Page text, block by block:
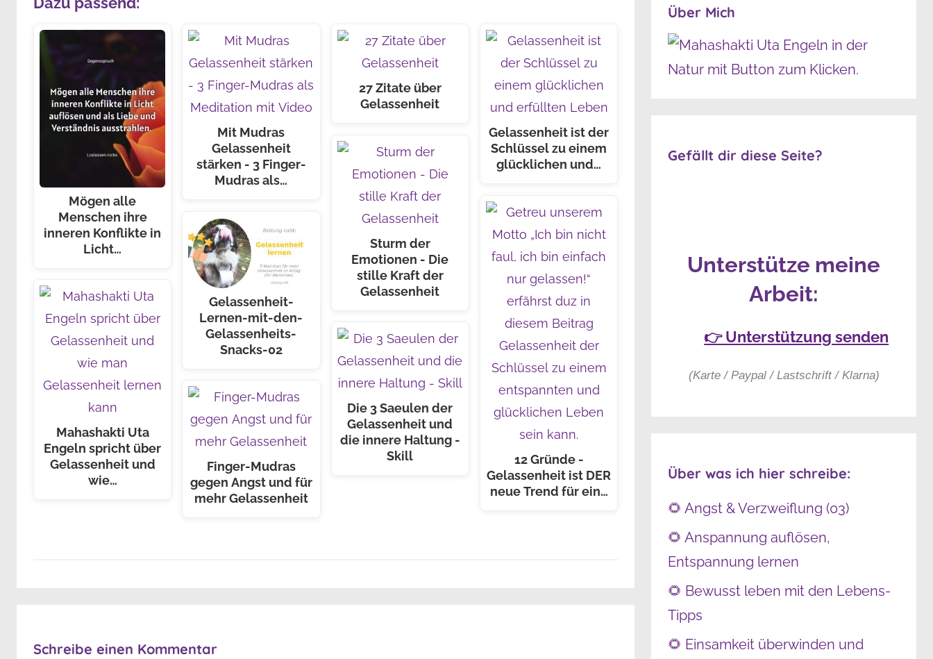
Mögen alle
Menschen ihre
inneren Konflikte in
Licht…
Mahashakti Uta
Engeln spricht über
Gelassenheit und
wie…
Mit Mudras
Gelassenheit
stärken - 3 Finger-
Mudras als…
Gelassenheit-
Lernen-mit-den-
Gelassenheits-
Snacks-02
Finger-Mudras
gegen Angst und für
mehr Gelassenheit
27 Zitate über
Gelassenheit
Sturm der
Emotionen - Die
stille Kraft der
Gelassenheit
Die 3 Saeulen der
Gelassenheit und
die innere Haltung -
Skill
Gelassenheit ist der
Schlüssel zu einem
glücklichen und…
12 Gründe -
Gelassenheit ist DER
neue Trend für ein…
Schreibe einen Kommentar
Über Mich
Gefällt dir diese Seite?
Unterstütze meine
Arbeit:
👉 Unterstützung senden
(Karte / Paypal / Lastschrift / Klarna)
Über was ich hier schreibe:
🌻 Angst & Verzweiflung (03)
🌻 Anspannung auflösen,
Entspannung lernen
🌻 Bewusst leben mit den Lebens-
Tipps
🌻 Einsamkeit überwinden und